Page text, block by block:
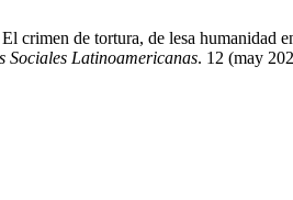
crimen de tortura, de lesa humanidad
Sociales Latinoamericanas. 12 (may